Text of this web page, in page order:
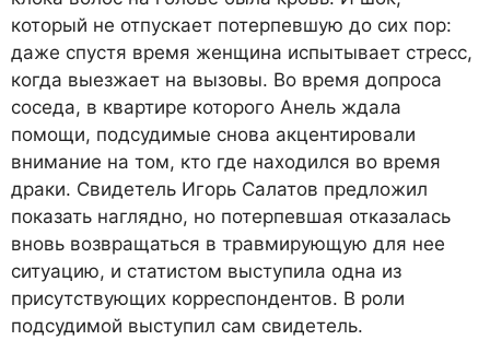
который не отпускает потерпевшую до сих пор:
даже спустя время женщина испытывает стресс,
когда выезжает на вызовы. Во время допроса
соседа, в квартире которого Анель ждала
помощи, подсудимые снова акцентировали
внимание на том, кто где находился во время
драки. Свидетель Игорь Салатов предложил
показать наглядно, но потерпевшая отказалась
вновь возвращаться в травмирующую для нее
ситуацию, и статистом выступила одна из
присутствующих корреспондентов. В роли
подсудимой выступил сам свидетель.